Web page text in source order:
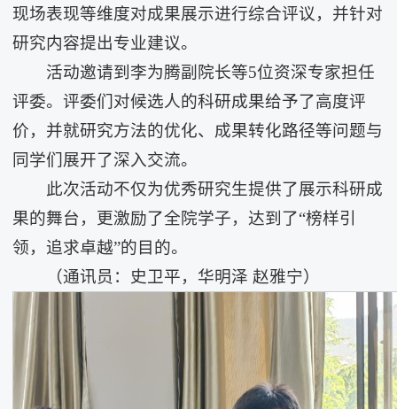
现场表现等维度对成果展示进行综合评议，并针对
研究内容提出专业建议。
活动邀请到李为腾副院长等5位资深专家担任
评委。评委们对候选人的科研成果给予了高度评
价，并就研究方法的优化、成果转化路径等问题与
同学们展开了深入交流。
此次活动不仅为优秀研究生提供了展示科研成
果的舞台，更激励了全院学子，达到了“榜样引
领，追求卓越”的目的。
（通讯员：史卫平，华明泽 赵雅宁）